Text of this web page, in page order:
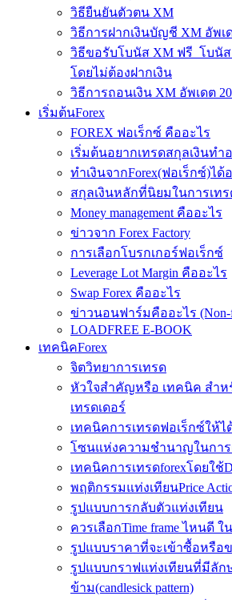
วิธียืนยันตัวตน XM
วิธีการฝากเงินบัญชี XM อัพเ
วิธีขอรับโบนัส XM ฟรี โบนัส
โดยไม่ต้องฝากเงิน
วิธีการถอนเงิน XM อัพเดต
เริ่มต้นForex
FOREX ฟอเร็กซ์ คืออะไร
เริ่มต้นอยากเทรดสกุลเงินทำ
ทำเงินจากForex(ฟอเร็กซ์)ได้
สกุลเงินหลักที่นิยมในการเท
Money management คืออะไร
ข่าวจาก Forex Factory
การเลือกโบรกเกอร์ฟอเร็กซ์
Leverage Lot Margin คืออะไร
Swap Forex คืออะไร
ข่าวนอนฟาร์มคืออะไร (Non-
LOADFREE E-BOOK
เทคนิคForex
จิตวิทยาการเทรด
หัวใจสำคัญหรือ เทคนิค สำห
เทรดเดอร์
เทคนิคการเทรดฟอเร็กซ์ให้ไ
โซนแห่งความชำนาญในการ
เทคนิคการเทรดforexโดยใช้
พฤติกรรมแท่งเทียนPrice
รูปแบบการกลับตัวแท่งเทียน
ควรเลือกTime frame ไหนดี ใ
รูปแบบราคาที่จะเข้าซื้อหรือข
รูปแบบกราฟแท่งเทียนที่มีลั
ข้าม(candlesick pattern)